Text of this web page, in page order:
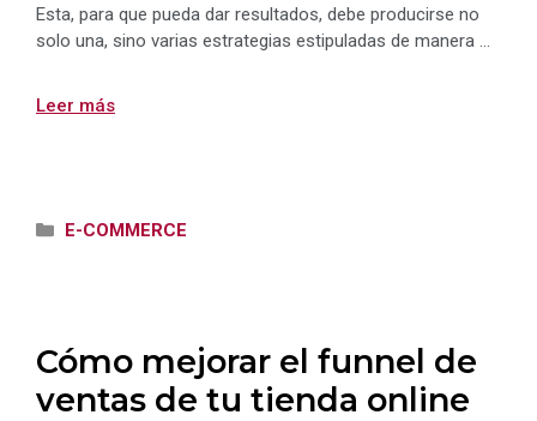
Esta, para que pueda dar resultados, debe producirse no
solo una, sino varias estrategias estipuladas de manera …
Leer más
Categorías
E-COMMERCE
Cómo mejorar el funnel de
ventas de tu tienda online